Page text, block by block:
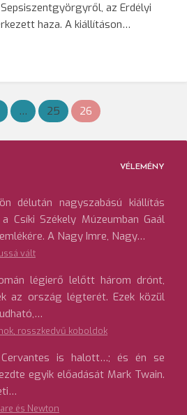
az Erdélyi
haza. A kiállításon…
… 25 26
VÉLEMÉNY
délután nagyszabású kiállítás
Csíki Székely Múzeumban Gaál
A Nagy Imre, Nagy…
vált
légierő lelőtt három drónt,
az ország légterét. Ezek közül
rosszkedvű koboldok
Cervantes is halott…; és én se
egyik előadását Mark Twain.
és Newton